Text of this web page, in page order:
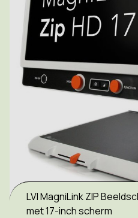
LVI MagniLink ZIP
met 17-inch scherm